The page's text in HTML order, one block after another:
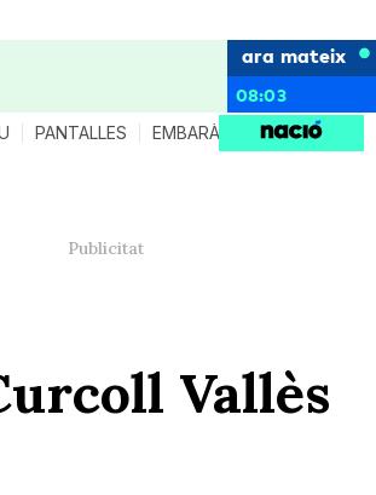
ara mateix
08:03
PANTALLES EMBARÀS CRIANÇA
Vallès